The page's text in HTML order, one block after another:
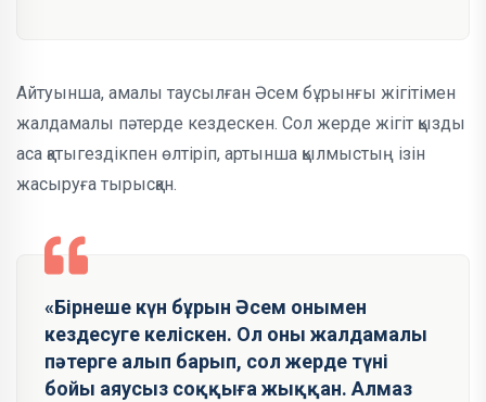
Айтуынша, амалы таусылған Әсем бұрынғы жігітімен
жалдамалы пәтерде кездескен. Сол жерде жігіт қызды
аса қатыгездікпен өлтіріп, артынша қылмыстың ізін
жасыруға тырысқан.
«Бірнеше күн бұрын Әсем онымен
кездесуге келіскен. Ол оны жалдамалы
пәтерге алып барып, сол жерде түні
бойы аяусыз соққыға жыққан. Алмаз